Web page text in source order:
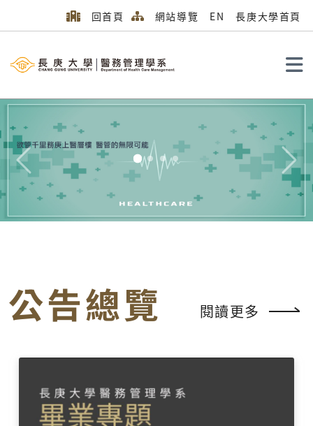
回首頁 網站導覽 EN 長庚大學首頁
Previous Next
公告總覽 閱讀更多